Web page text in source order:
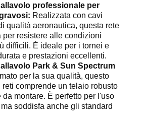
professionale per
Realizzata con cavi
qualità aeronautica, questa rete
per resistere alle condizioni
difficili. È ideale per i tornei e
e prestazioni eccellenti.
Park & Sun Spectrum
per la sua qualità, questo
reti comprende un telaio robusto
da montare. È perfetto per l'uso
soddisfa anche gli standard